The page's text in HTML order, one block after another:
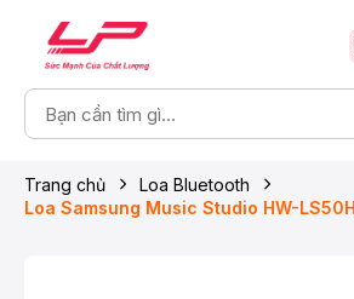
Trang chủ
Loa Bluetooth
Loa Samsung Music Studio HW-